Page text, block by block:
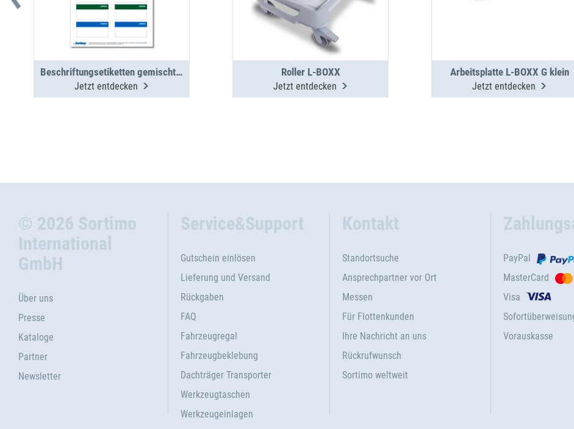
Beschriftungsetiketten gemischt BOXX/Koffer/Clip 12 St. (1 Bogen)
Jetzt entdecken
Roller L-BOXX
Jetzt entdecken
Arbeitsplatte L-BOXX G klein
Jetzt entdecken
© 2026 Sortimo
International
GmbH
Über uns
Presse
Kataloge
Partner
Newsletter
Service&Support
Gutschein einlösen
Lieferung und Versand
Rückgaben
FAQ
Fahrzeugregal
Fahrzeugbeklebung
Dachträger Transporter
Werkzeugtaschen
Werkzeugeinlagen
Kontakt
Standortsuche
Ansprechpartner vor Ort
Messen
Für Flottenkunden
Ihre Nachricht an uns
Rückrufwunsch
Sortimo weltweit
PayPal
MasterCard
Visa
Vorauskasse